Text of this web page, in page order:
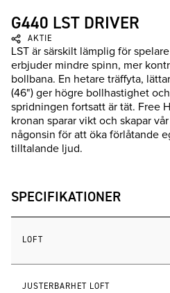
G440 LST DRIVER
AKTIE
LST är särskilt lämplig för
erbjuder mindre spinn, mer
bollbana. En hetare träffyta,
(46") ger högre bollhastighet
spridningen fortsatt är tät. Free
kronan sparar vikt och skapar
någonsin för att öka förlåtande
tilltalande ljud.
SPECIFIKATIONER
LOFT
JUSTERBARHET LOFT